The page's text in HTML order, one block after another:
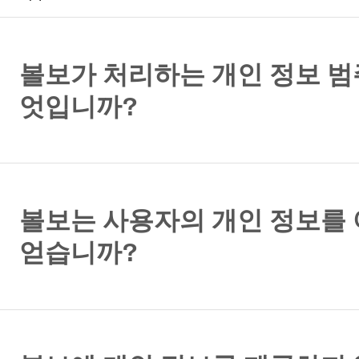
볼보가 처리하는 개인 정보
엇입니까?
볼보는 사용자의 개인 정보를
얻습니까?